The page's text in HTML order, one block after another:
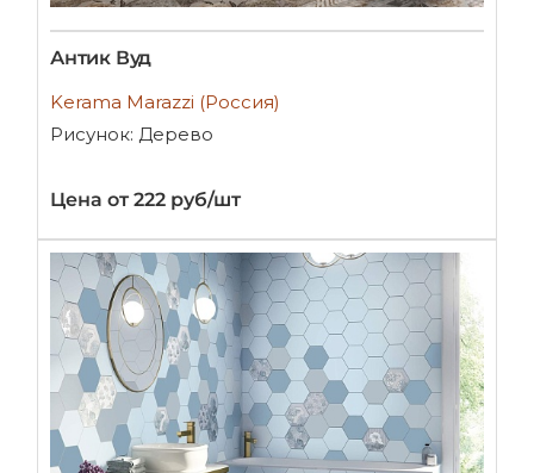
Антик Вуд
Kerama Marazzi (Россия)
Рисунок: Дерево
Цена от 222 руб/шт